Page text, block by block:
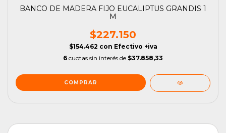
BANCO DE MADERA FIJO EUCALIPTUS GRANDIS 1
M
$227.150
$154.462 con Efectivo +iva
6 cuotas sin interés de $37.858,33